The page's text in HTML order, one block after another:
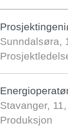
Sunndalsøra,
Stavanger,
Produksjon